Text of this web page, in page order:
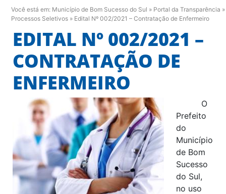
Você está em: Município de Bom Sucesso do Sul » Portal da Transparência »
Processos Seletivos » Edital Nº 002/2021 – Contratação de Enfermeiro
EDITAL Nº 002/2021 –
CONTRATAÇÃO DE
ENFERMEIRO
O
Prefeito
do
Município
de Bom
Sucesso
do Sul,
no uso